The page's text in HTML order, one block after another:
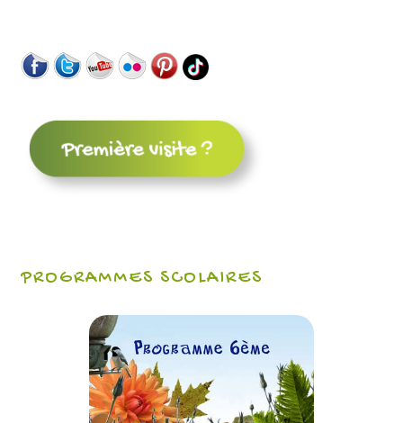
PROGRAMMES SCOLAIRES